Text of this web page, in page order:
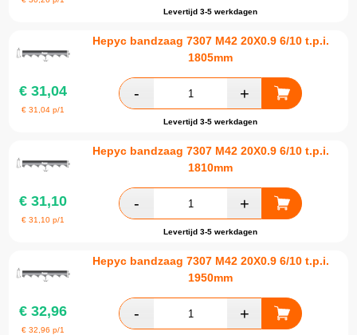
Levertijd 3-5 werkdagen
Hepyc bandzaag 7307 M42 20X0.9 6/10 t.p.i.
1805mm
€ 31,04
€31,04 p/1
Levertijd 3-5 werkdagen
Hepyc bandzaag 7307 M42 20X0.9 6/10 t.p.i.
1810mm
€ 31,10
€31,10 p/1
Levertijd 3-5 werkdagen
Hepyc bandzaag 7307 M42 20X0.9 6/10 t.p.i.
1950mm
€ 32,96
€32,96 p/1